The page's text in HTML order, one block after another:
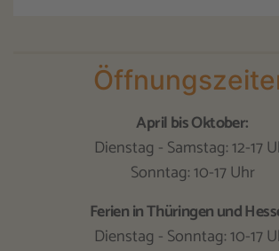
April bis Oktober:
Dienstag - Samstag: 12-17
Sonntag: 10-17 Uhr
Ferien in Thüringen und
Dienstag - Sonntag: 10-17